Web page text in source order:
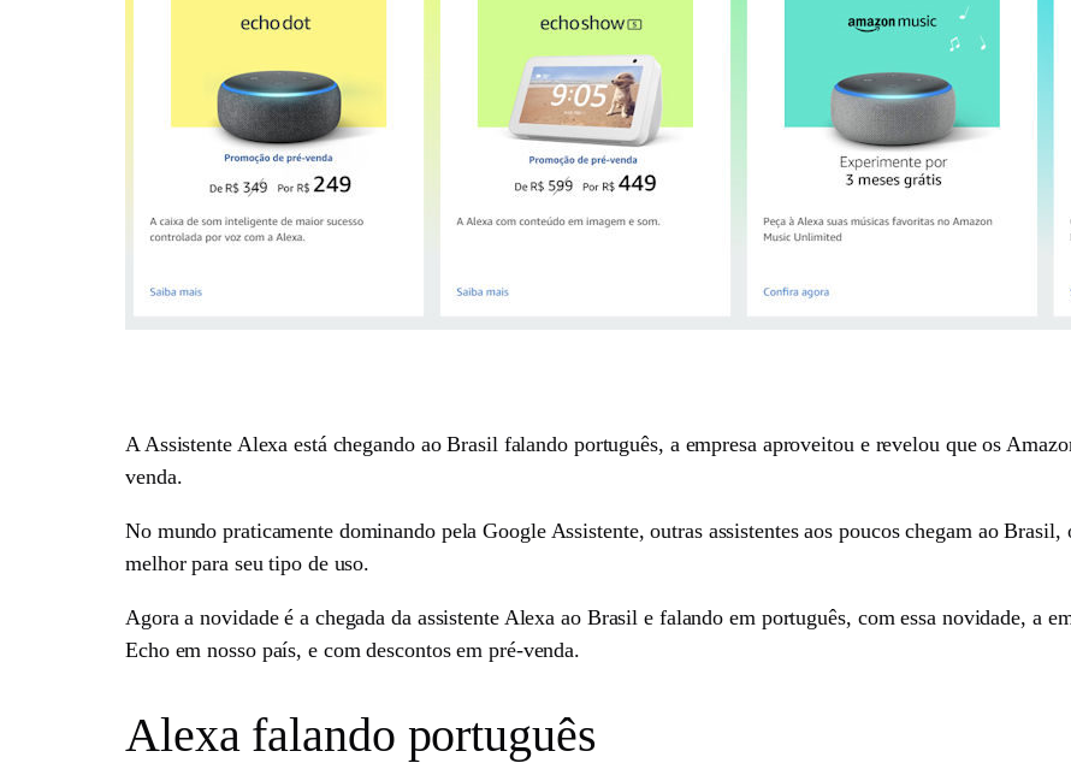
A Assistente Alexa está chegando ao Brasil falando português, a empresa aproveitou e revelou que os
venda.
No mundo praticamente dominando pela Google Assistente, outras assistentes aos poucos chegam ao
melhor para seu tipo de uso.
Agora a novidade é a chegada da assistente Alexa ao Brasil e falando em português, com essa novidade, a
Echo em nosso país, e com descontos em pré-venda.
Alexa falando português